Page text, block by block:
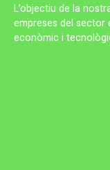
L’objectiu de la
empreses del sector
econòmic i